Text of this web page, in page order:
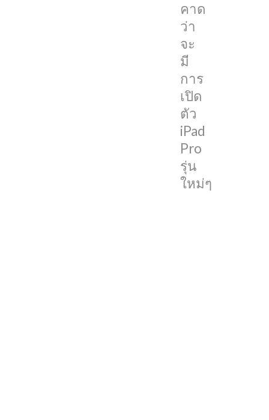
คาด
ว่า
จะ
มี
การ
เปิด
ตัว
iPad
Pro
รุ่น
ใหม่ๆ
สนใจ
รับ
แบบ
สดๆ
แต่
ไม่รู้
ต้อง
ดู